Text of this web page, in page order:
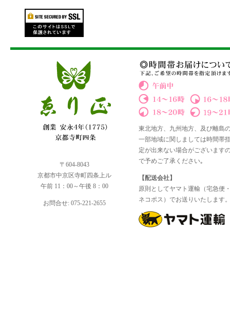
〒604-8043
京都市中京区寺町四条上ル
午前 11：00～午後 8：00
お問合せ: 075-221-2655
東北地方、九州地方、及び離島
一部地域に関しましては時間帯
定が出来ない場合がございます
で予めご了承ください｡
【配送会社】
原則としてヤマト運輸（宅急便
ネコポス）でお送りいたします